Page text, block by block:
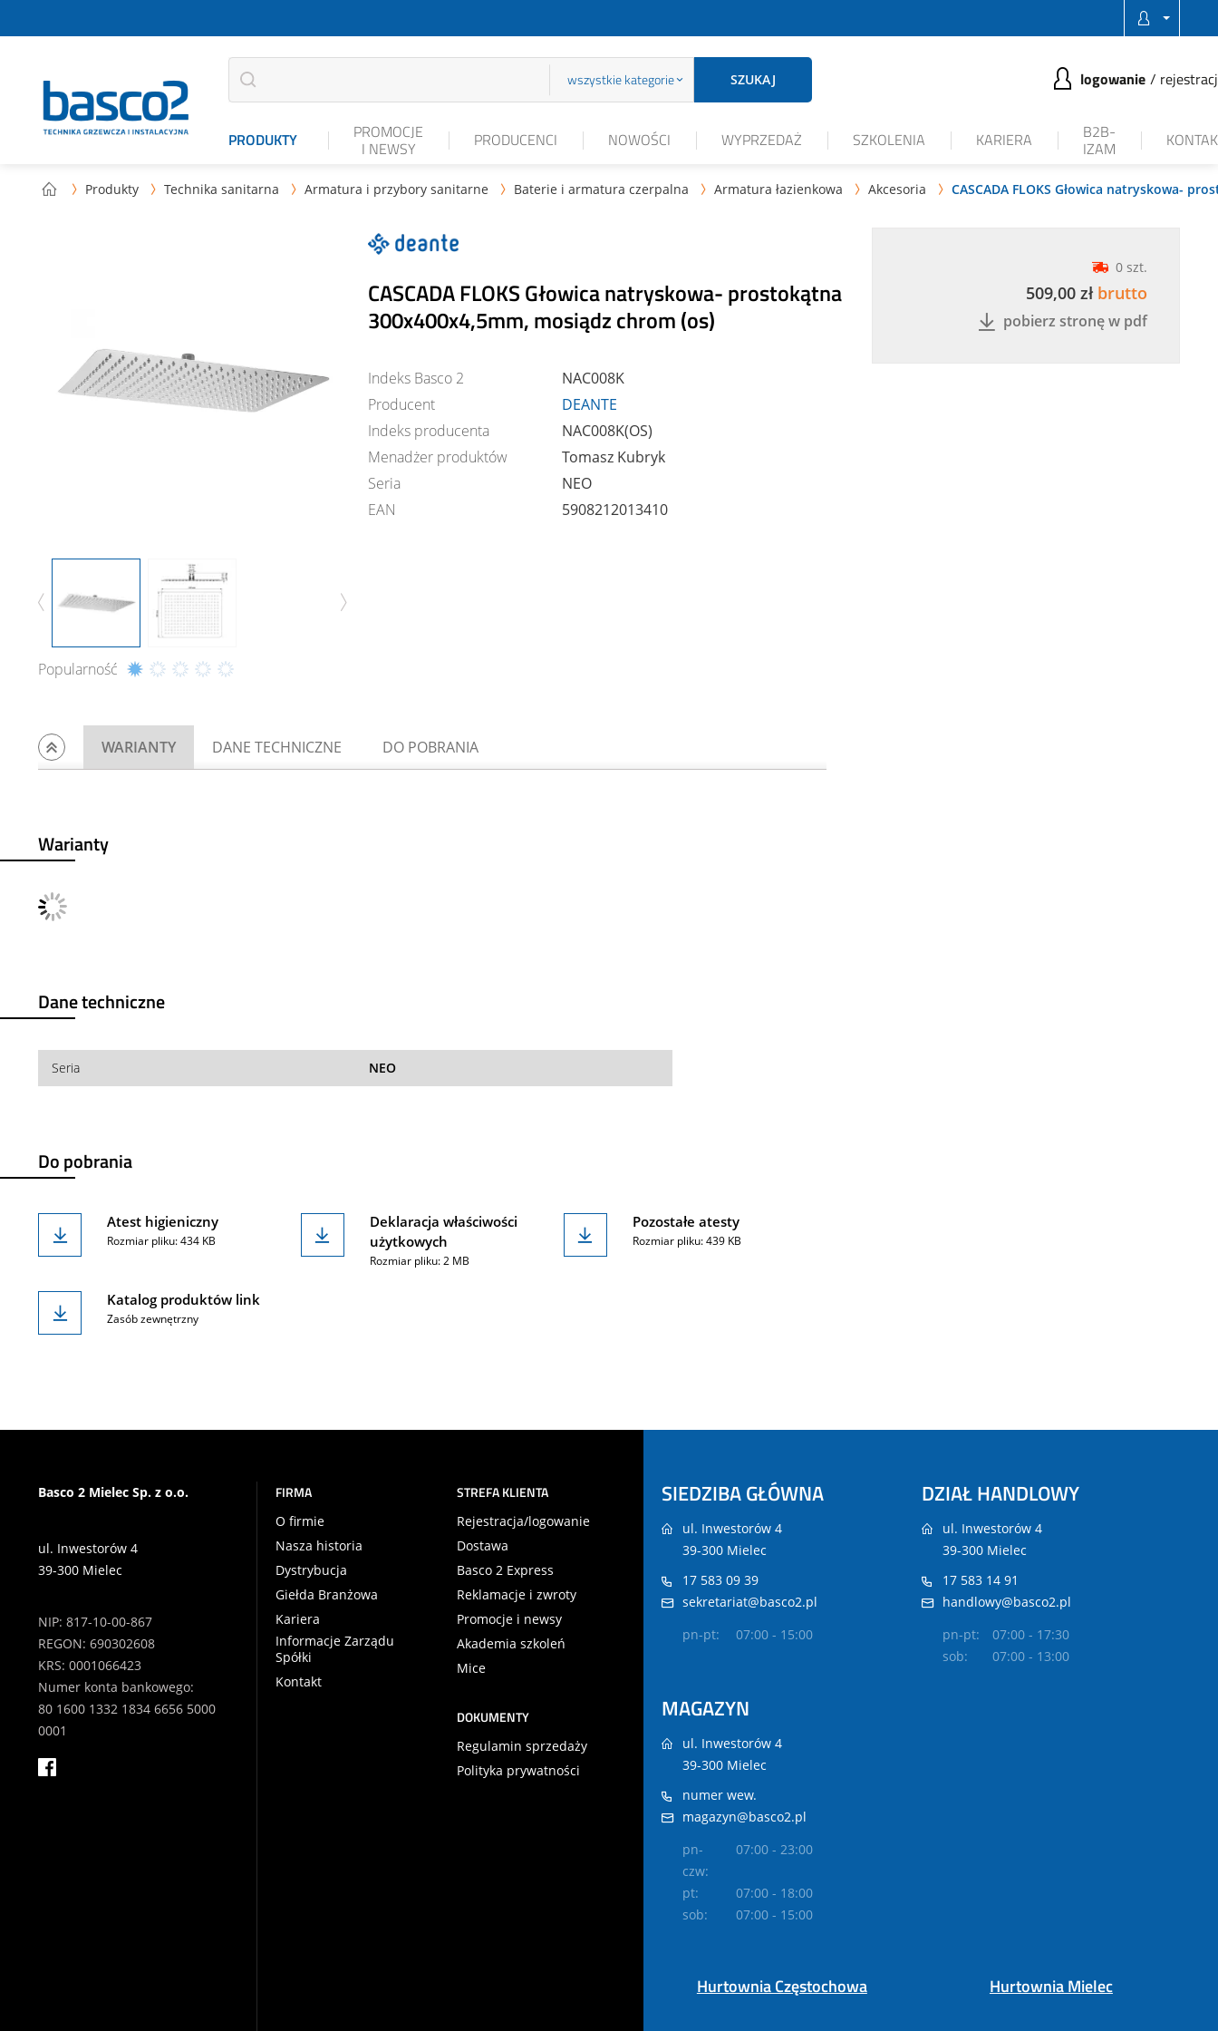
wszystkie kategorie SZUKAJ logowanie
PRODUKTY PROMOCJE
I NEWSY PRODUCENCI NOWOŚCI WYPRZEDAŻ SZKOLENIA KARIERA B2B-
IZAM
 Produkty  Technika sanitarna  Armatura i przybory sanitarne  Baterie i armatura czerpalna  Armatura łazienkowa  Akcesoria  CASCADA FLOKS Głowica natryskowa-
Popularność
CASCADA FLOKS Głowica natryskowa- prostokątna
300x400x4,5mm, mosiądz chrom (os)
Indeks Basco 2
NAC008K
Producent
DEANTE
Indeks producenta
NAC008K(OS)
Menadżer produktów
Tomasz Kubryk
Seria
NEO
EAN
5908212013410
0 szt.
509,00 zł brutto
pobierz stronę w pdf
WARIANTY DANE TECHNICZNE DO POBRANIA
Warianty
Dane techniczne
Seria NEO
Do pobrania
Atest higieniczny
Rozmiar pliku: 434 KB
Deklaracja właściwości
użytkowych
Rozmiar pliku: 2 MB
Pozostałe atesty
Rozmiar pliku: 439 KB
Katalog produktów link
Zasób zewnętrzny
Basco 2 Mielec Sp. z o.o.
ul. Inwestorów 4
39-300 Mielec
NIP: 817-10-00-867
REGON: 690302608
KRS: 0001066423
Numer konta bankowego:
80 1600 1332 1834 6656 5000
0001
FIRMA
O firmie
Nasza historia
Dystrybucja
Giełda Branżowa
Kariera
Informacje Zarządu
Spółki
Kontakt
STREFA KLIENTA
Rejestracja/logowanie
Dostawa
Basco 2 Express
Reklamacje i zwroty
Promocje i newsy
Akademia szkoleń
Mice
DOKUMENTY
Regulamin sprzedaży
Polityka prywatności
SIEDZIBA GŁÓWNA
ul. Inwestorów 4
39-300 Mielec
17 583 09 39
sekretariat@basco2.pl
pn-pt:
07:00 - 15:00
DZIAŁ HANDLOWY
ul. Inwestorów 4
39-300 Mielec
17 583 14 91
handlowy@basco2.pl
pn-pt:
07:00 - 17:30
sob:
07:00 - 13:00
MAGAZYN
ul. Inwestorów 4
39-300 Mielec
numer wew.
magazyn@basco2.pl
pn-
czw:
07:00 - 23:00
pt:
07:00 - 18:00
sob:
07:00 - 15:00
Hurtownia Częstochowa Hurtownia Mielec